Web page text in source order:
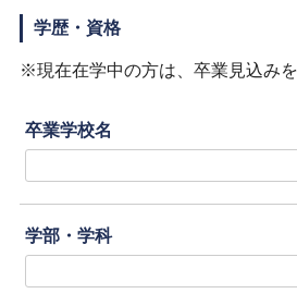
学歴・資格
※現在在学中の方は、卒業見込みを
卒業学校名
学部・学科